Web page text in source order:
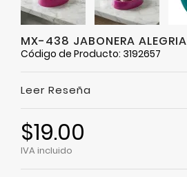
MX-438 JABONERA ALEGRIA
Código de Producto: 3192657
Leer Reseña
$19.00
IVA incluido